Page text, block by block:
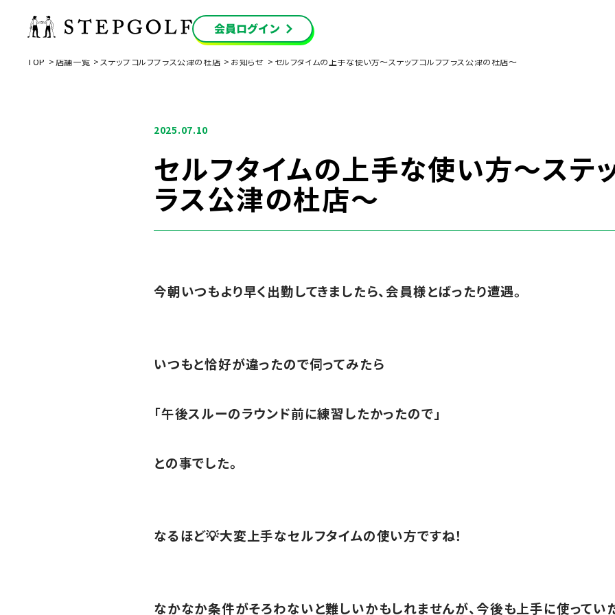
TOP 店舗一覧 ステップゴルフプラス公津の杜店 お知らせ セルフタイムの上手な使い方～ステップゴルフプラス公津の杜店～
2025.07.10
セルフタイムの上手な使い方～ステ
ラス公津の杜店～
今朝いつもより早く出勤してきましたら、会員様とばったり遭遇。
いつもと恰好が違ったので伺ってみたら
「午後スルーのラウンド前に練習したかったので」
との事でした。
なるほど💡大変上手なセルフタイムの使い方ですね！
なかなか条件がそろわないと難しいかもしれませんが、今後も上手に使ってい